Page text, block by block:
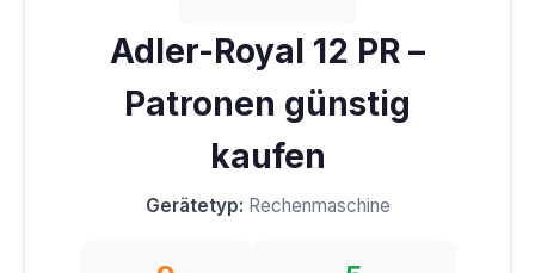
Adler-Royal 12 PR –
Patronen günstig
kaufen
Gerätetyp: Rechenmaschine